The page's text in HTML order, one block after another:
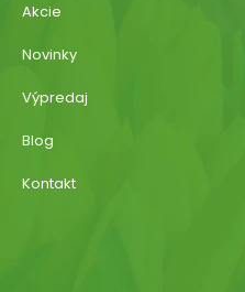
Akcie
Novinky
Výpredaj
Blog
Kontakt